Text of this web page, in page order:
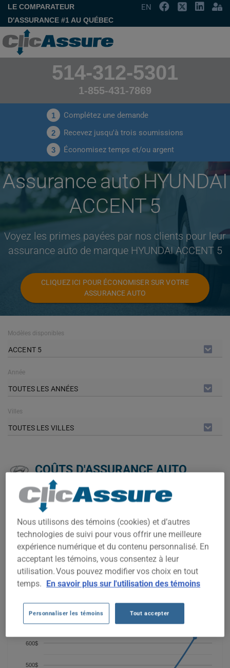
LE COMPARATEUR
D'ASSURANCE #1 AU QUÉBEC
EN
514-312-5301
1-855-431-7869
1 Complétez une demande
2 Recevez jusqu'à trois soumissions
3 Économisez temps et/ou argent
Assurance auto HYUNDAI
ACCENT 5
Voyez les primes payées par nos clients pour leur
assurance auto de marque HYUNDAI ACCENT 5
CLIQUEZ ICI POUR ÉCONOMISER SUR VOTRE
ASSURANCE AUTO
Modèles disponibles
ACCENT 5
Année
TOUTES LES ANNÉES
Villes
TOUTES LES VILLES
COÛTS D'ASSURANCE AUTO
HYUNDAI ACCENT 5 AU FIL DES 5
DERNIÈRES ANNÉES.
Nous n'avons pas encore suffisamment de données
d'assurance auto pour ce véhicule.
Essayez un autre modèle ou une autre année, ou
commencez une soumission pour un prix personnalisé.
Pour trouver la meilleur assurance pour votre véhicule
HYUNDAI ACCENT 5, il est plus important que jamais de
500$
600$
Nous utilisons des témoins (cookies) et d’autres
technologies de suivi pour vous offrir une meilleure
expérience numérique et du contenu personnalisé. En
acceptant les témoins, vous consentez à leur
utilisation. Vous pouvez modifier vos choix en tout
temps. En savoir plus sur l'utilisation des témoins
Personnaliser les témoins Tout accepter